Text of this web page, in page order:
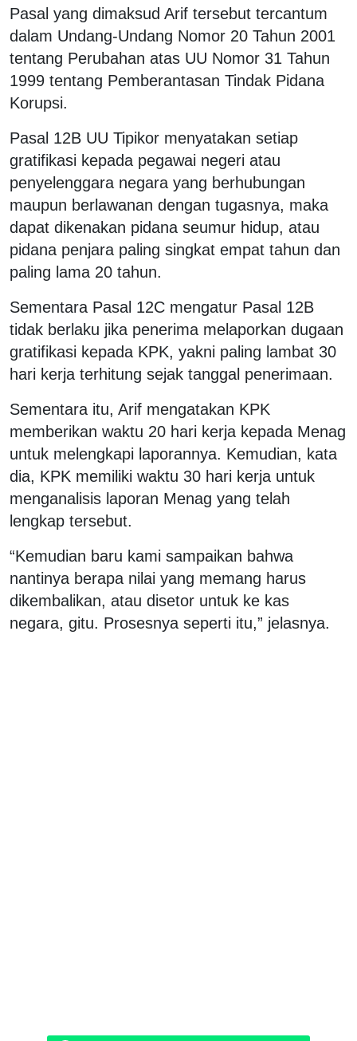
Pasal yang dimaksud Arif tersebut tercantum
dalam Undang-Undang Nomor 20 Tahun 2001
tentang Perubahan atas UU Nomor 31 Tahun
1999 tentang Pemberantasan Tindak Pidana
Korupsi.
Pasal 12B UU Tipikor menyatakan setiap
gratifikasi kepada pegawai negeri atau
penyelenggara negara yang berhubungan
maupun berlawanan dengan tugasnya, maka
dapat dikenakan pidana seumur hidup, atau
pidana penjara paling singkat empat tahun dan
paling lama 20 tahun.
Sementara Pasal 12C mengatur Pasal 12B
tidak berlaku jika penerima melaporkan dugaan
gratifikasi kepada KPK, yakni paling lambat 30
hari kerja terhitung sejak tanggal penerimaan.
Sementara itu, Arif mengatakan KPK
memberikan waktu 20 hari kerja kepada Menag
untuk melengkapi laporannya. Kemudian, kata
dia, KPK memiliki waktu 30 hari kerja untuk
menganalisis laporan Menag yang telah
lengkap tersebut.
“Kemudian baru kami sampaikan bahwa
nantinya berapa nilai yang memang harus
dikembalikan, atau disetor untuk ke kas
negara, gitu. Prosesnya seperti itu,” jelasnya.